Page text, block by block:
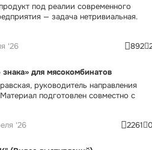
под реалии современного
— задача нетривиальная.
'26 892
для мясокомбинатов
руководитель направления
подготовлен совместно с
'26 2261